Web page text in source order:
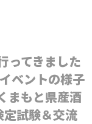
ってきました
ベントの様子
まもと県産酒
試験＆交流